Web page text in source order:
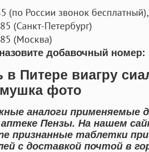
(по России звонок бесплатный),
(Санкт-Петербург)
(Москва)
добавочный номер:
в Питере виагру
фото
аналоги применяемые
Пензы. На нашем
признанные таблетки
с доставкой почтой в